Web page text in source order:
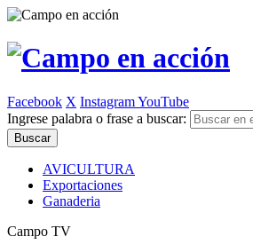
Facebook X InstagramYouTube
Ingrese palabra o frase a buscar:
AVICULTURA
Exportaciones
Ganaderia
Campo TV